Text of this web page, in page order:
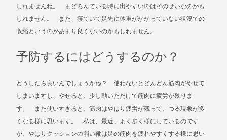
しれませんね。 まどろんでいる時に出やすいのはそのせいなのかも
しれません。 また、寝ていて足先に体重がかかっていない状況での
収縮というのがあまり良くないのかもしれません。
予防するにはどうするのか？
どうしたら良いんでしょうかね？ 使わないとどんどん筋肉がやせて
しまいますし、やせると、少し動いただけで筋肉に疲労が残りま
す。 また使いすぎると、筋肉はやはり疲労が残って、つる現象が多
くなる様に思います。 私は、最近、よく歩く様にしているのです
が、やはりクッションの弱い靴は足の筋肉を疲れやすくする様に思い